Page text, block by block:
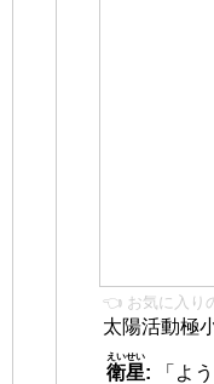
👈 お気に入り
太陽活動極
衛星
えいせい
:
「よ